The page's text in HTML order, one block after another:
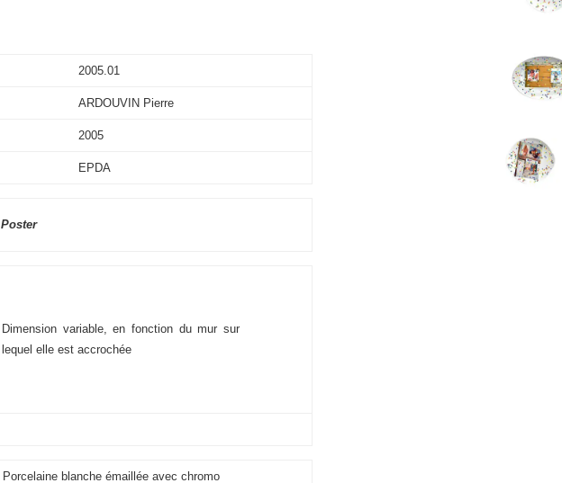
2005.01
ARDOUVIN Pierre
2005
EPDA
Poster
Dimension variable, en fonction du mur sur
lequel elle est accrochée
Porcelaine blanche émaillée avec chromo